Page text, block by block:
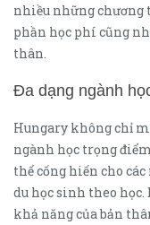
nhiều những chương
phần học phí cũng
thân.
Đa dạng ngành
Hungary không chỉ
ngành học trọng
thể cống hiến cho
du học sinh theo học.
khả năng của bản